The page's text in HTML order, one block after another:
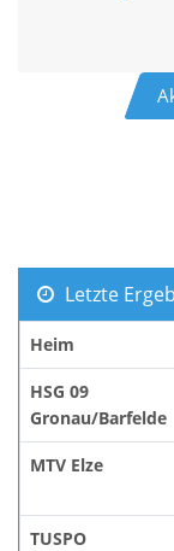
Letzte
Heim
HSG 09
Gronau/Barfelde
MTV Elze
TUSPO